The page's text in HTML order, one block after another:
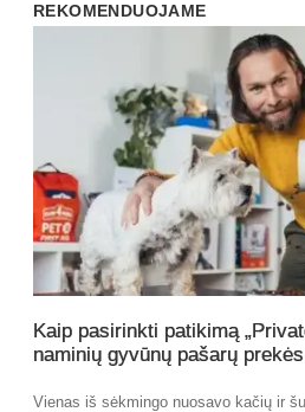
REKOMENDUOJAME
Kaip pasirinkti patikimą
naminių gyvūnų pašarų
Vienas iš sėkmingo nuosavo kačių ir